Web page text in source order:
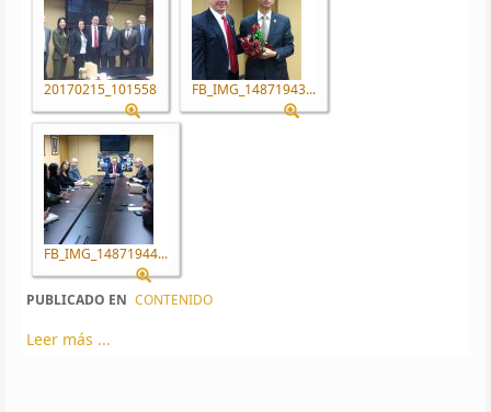
20170215_101558 FB_IMG_14871943...
FB_IMG_14871944...
PUBLICADO EN CONTENIDO
Leer más ...